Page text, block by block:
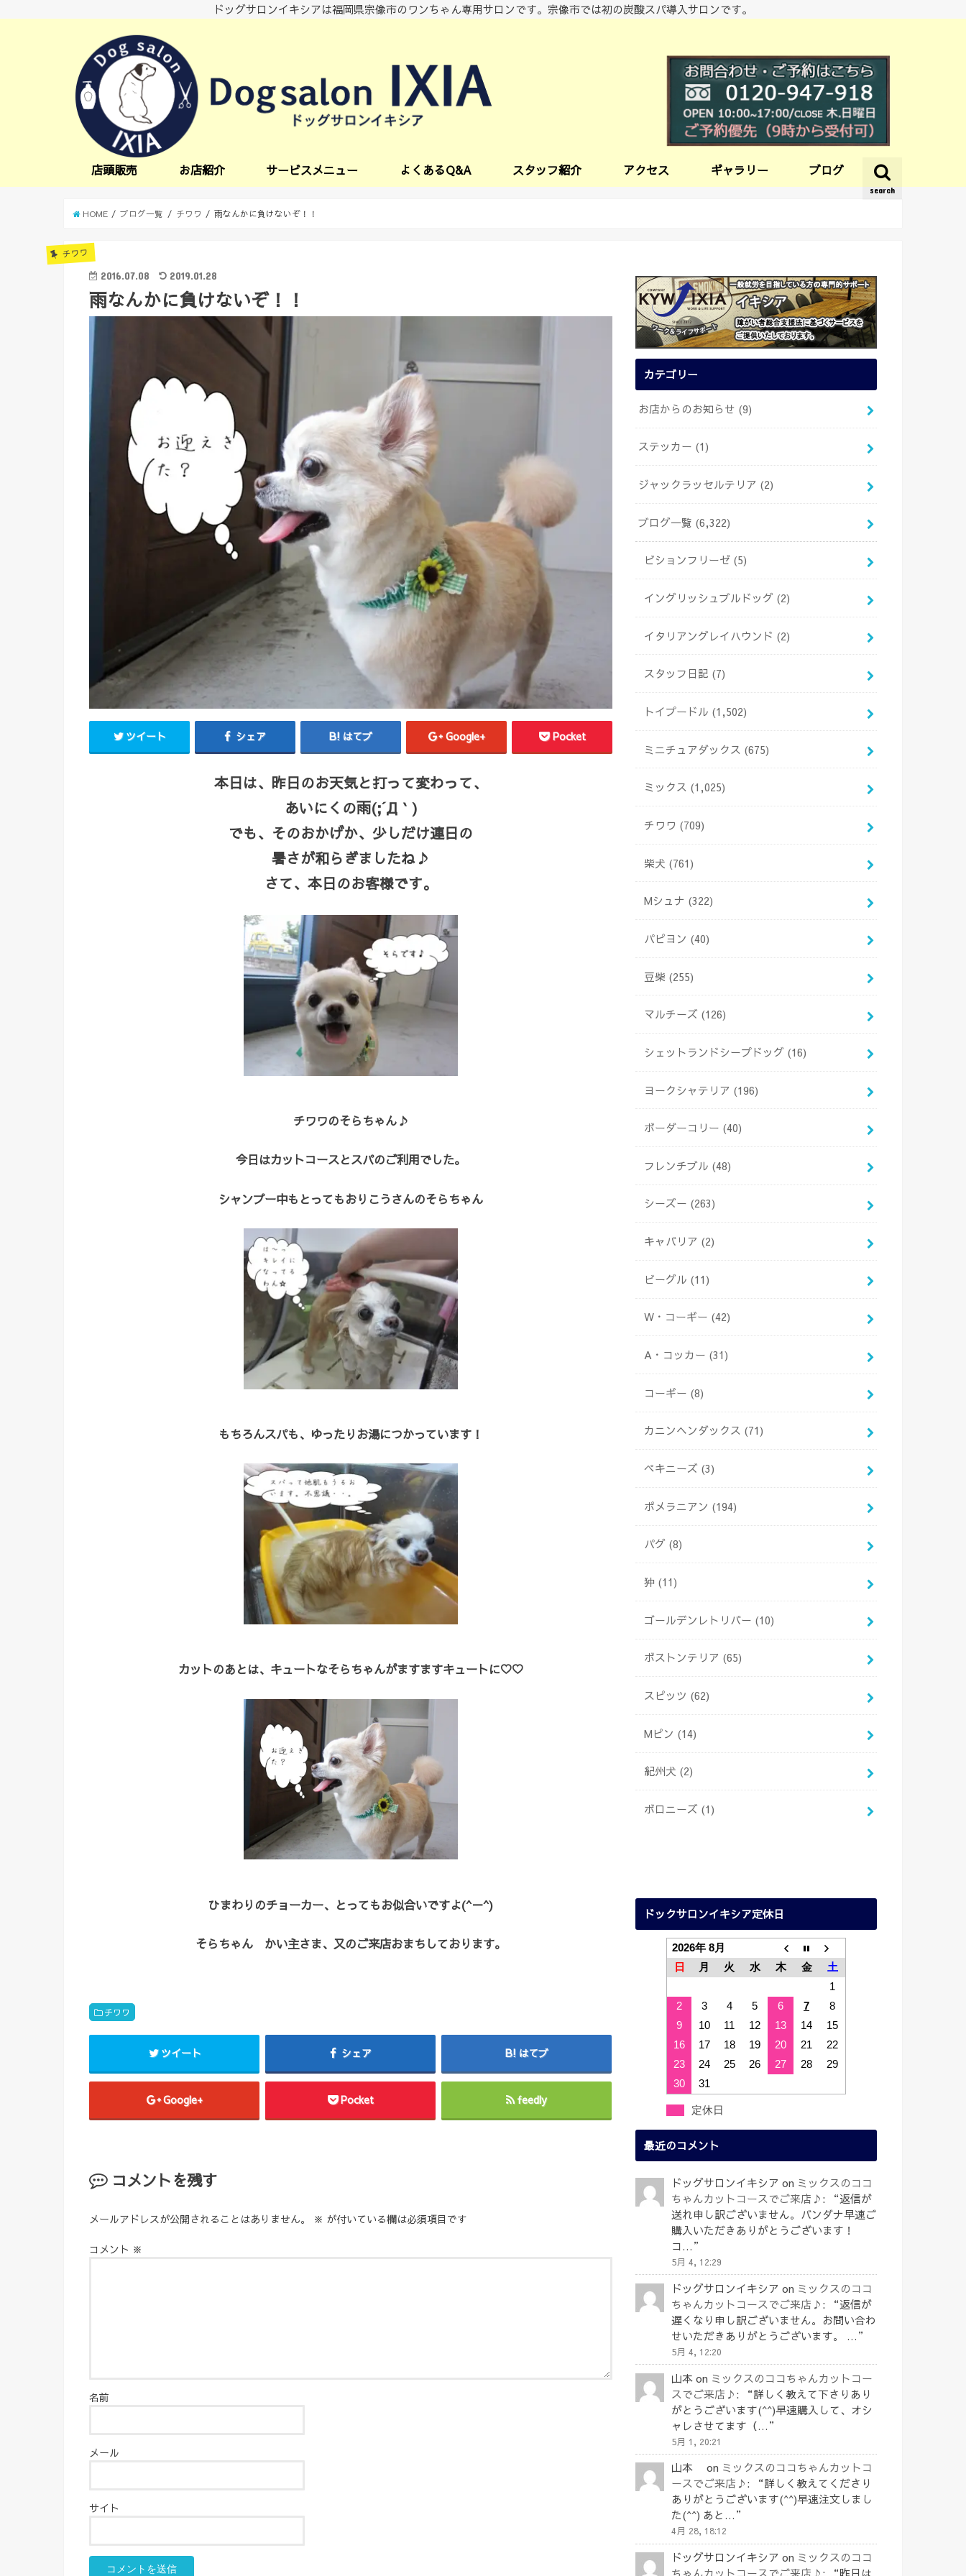
ドッグサロンイキシアは福岡県宗像市のワンちゃん専用サロンです。宗像市では初の炭酸スパ導入サロンです。
search
店頭販売 お店紹介 サービスメニュー よくあるQ&A スタッフ紹介 アクセス ギャラリー ブログ
HOME ブログ一覧 チワワ 雨なんかに負けないぞ！！
チワワ
2016.07.08 2019.01.28
雨なんかに負けないぞ！！
ツイート シェア はてブ Google+ Pocket
本日は、昨日のお天気と打って変わって、
あいにくの雨(;´Д｀)
でも、そのおかげか、少しだけ連日の
暑さが和らぎましたね♪
さて、本日のお客様です。
チワワのそらちゃん♪
今日はカットコースとスパのご利用でした。
シャンプー中もとってもおりこうさんのそらちゃん
もちろんスパも、ゆったりお湯につかっています！
カットのあとは、キュートなそらちゃんがますますキュートに♡♡
ひまわりのチョーカー、とってもお似合いですよ(^－^)
そらちゃん かい主さま、又のご来店おまちしております。
チワワ
ツイート シェア はてブ
Google+ Pocket feedly
コメントを残す
メールアドレスが公開されることはありません。 ※ が付いている欄は必須項目です
コメント ※
名前
メール
サイト
カテゴリー
お店からのお知らせ (9)
ステッカー (1)
ジャックラッセルテリア (2)
ブログ一覧 (6,322)
ビションフリーゼ (5)
イングリッシュブルドッグ (2)
イタリアングレイハウンド (2)
スタッフ日記 (7)
トイプードル (1,502)
ミニチュアダックス (675)
ミックス (1,025)
チワワ (709)
柴犬 (761)
Mシュナ (322)
パピヨン (40)
豆柴 (255)
マルチーズ (126)
シェットランドシープドッグ (16)
ヨークシャテリア (196)
ボーダーコリー (40)
フレンチブル (48)
シーズー (263)
キャバリア (2)
ビーグル (11)
W・コーギー (42)
A・コッカー (31)
コーギー (8)
カニンヘンダックス (71)
ペキニーズ (3)
ポメラニアン (194)
パグ (8)
狆 (11)
ゴールデンレトリバー (10)
ボストンテリア (65)
スピッツ (62)
Mピン (14)
紀州犬 (2)
ボロニーズ (1)
ドックサロンイキシア定休日
2026年 8月
日
月 火 水 木 金
土
1
2
3 4 5 6 7
8
9
10 11 12 13 14
15
16
17 18 19 20 21
22
23
24 25 26 27 28
29
30
31
定休日
最近のコメント
ドッグサロンイキシア on ミックスのココ
ちゃんカットコースでご来店♪ : “返信が
送れ申し訳ございません。バンダナ早速ご
購入いただきありがとうございます！
コ… ”
5月 4, 12:29
ドッグサロンイキシア on ミックスのココ
ちゃんカットコースでご来店♪ : “返信が
遅くなり申し訳ございません。お問い合わ
せいただきありがとうございます。 … ”
5月 4, 12:20
山本 on ミックスのココちゃんカットコー
スでご来店♪ : “詳しく教えて下さりあり
がとうございます(^^)早速購入して、オシ
ャレさせてます（… ”
5月 1, 20:21
山本 on ミックスのココちゃんカットコ
ースでご来店♪ : “詳しく教えてくださり
ありがとうございます(^^)早速注文しまし
た(^^) あと… ”
4月 28, 18:12
ドッグサロンイキシア on ミックスのココ